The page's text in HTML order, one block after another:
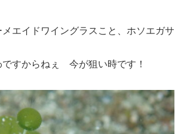
エイドワイングラスこと、ホソエガサ
ですからねぇ 今が狙い時です！